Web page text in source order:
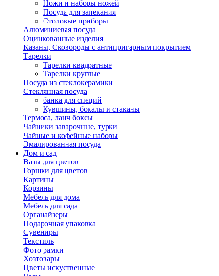
Ножи и наборы ножей
Посуда для запекания
Столовые приборы
Алюминиевая посуда
Оцинкованные изделия
Казаны, Сковороды с антипригарным покрытием
Тарелки
Тарелки квадратные
Тарелки круглые
Посуда из стеклокерамики
Стеклянная посуда
банка для специй
Кувшины, бокалы и стаканы
Термоса, ланч боксы
Чайники заварочные, турки
Чайные и кофейные наборы
Эмалированная посуда
Дом и сад
Вазы для цветов
Горшки для цветов
Картины
Корзины
Мебель для дома
Мебель для сада
Органайзеры
Подарочная упаковка
Сувениры
Текстиль
Фото рамки
Хозтовары
Цветы искуственные